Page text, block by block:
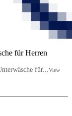
für Herren
für...
View